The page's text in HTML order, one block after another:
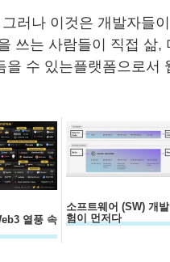
러나 이것은 개발자들
쓰는 사람들이 직접 삶,
수 있는플랫폼으로서
열풍 속
소프트웨어 (SW) 개
험이 먼저다